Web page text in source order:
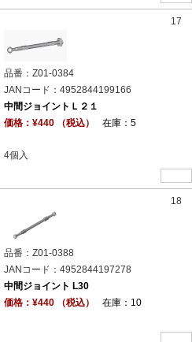
17
品番：Z01-0384
JANコード：4952844199166
中間ジョイントＬ２１
価格：¥440 （税込）
在庫：5
4個入
18
品番：Z01-0388
JANコード：4952844197278
中間ジョイント L30
価格：¥440 （税込）
在庫：10